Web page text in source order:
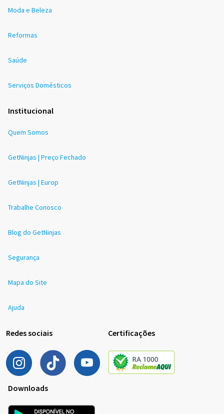
Moda e Beleza
Reformas
Saúde
Serviços Domésticos
Institucional
Quem Somos
GetNinjas | Preço Fechado
GetNinjas | Europ
Trabalhe Conosco
Blog do GetNinjas
Segurança
Mapa do Site
Ajuda
Redes sociais Certificações
Downloads